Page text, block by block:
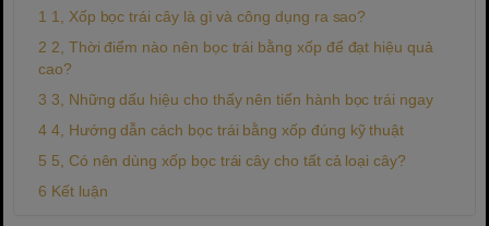
1, Xốp bọc trái cây là gì và công dụng ra sao?
2, Thời điểm nào nên bọc trái bằng xốp để đạt hiệu quả
cao?
3, Những dấu hiệu cho thấy nên tiến hành bọc trái ngay
4, Hướng dẫn cách bọc trái bằng xốp đúng kỹ thuật
5, Có nên dùng xốp bọc trái cây cho tất cả loại cây?
Kết luận